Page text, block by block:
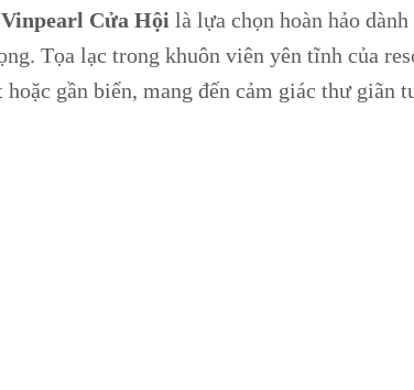
Cửa Hội là lựa chọn hoàn hảo
Tọa lạc trong khuôn viên yên tĩnh của
gần biển, mang đến cảm giác thư giãn